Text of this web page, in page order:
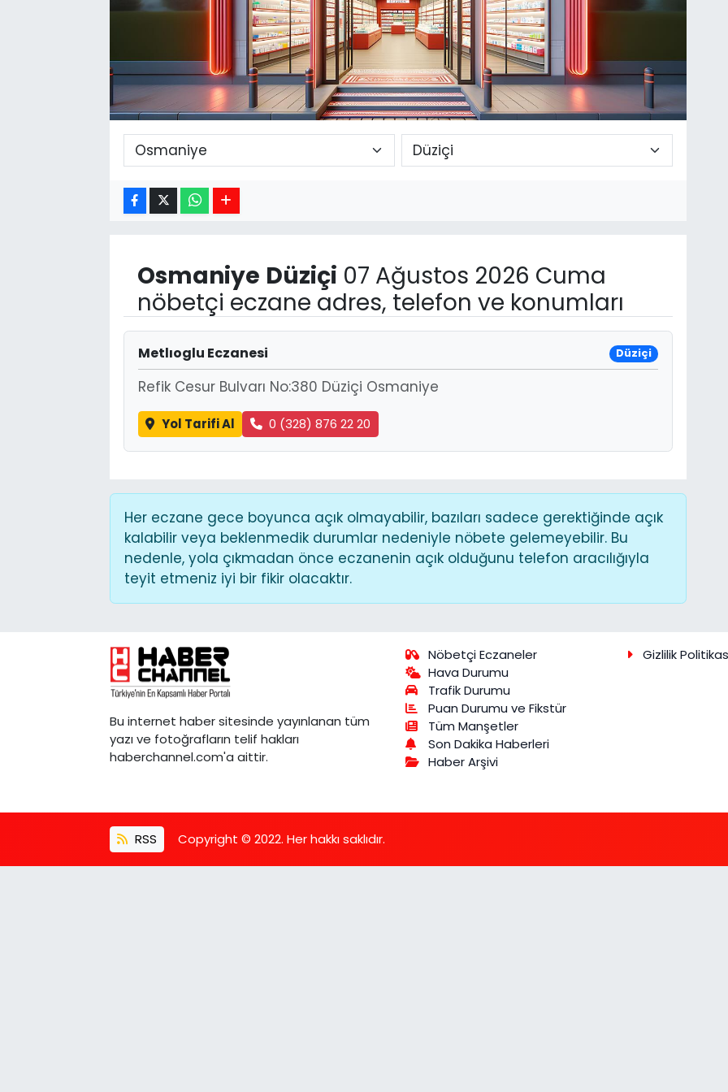
Osmaniye Düziçi 07 Ağustos 2026 Cuma
nöbetçi eczane adres, telefon ve konumları
Metlıoglu Eczanesi Düziçi
Refik Cesur Bulvarı No:380 Düziçi Osmaniye
Yol Tarifi Al 0 (328) 876 22 20
Her eczane gece boyunca açık olmayabilir, bazıları sadece gerektiğinde açık
kalabilir veya beklenmedik durumlar nedeniyle nöbete gelemeyebilir. Bu
nedenle, yola çıkmadan önce eczanenin açık olduğunu telefon aracılığıyla
teyit etmeniz iyi bir fikir olacaktır.
Bu internet haber sitesinde yayınlanan tüm
yazı ve fotoğrafların telif hakları
haberchannel.com'a aittir.
Nöbetçi Eczaneler
Hava Durumu
Trafik Durumu
Puan Durumu ve Fikstür
Tüm Manşetler
Son Dakika Haberleri
Haber Arşivi
Gizlilik
RSS Copyright © 2022. Her hakkı saklıdır.